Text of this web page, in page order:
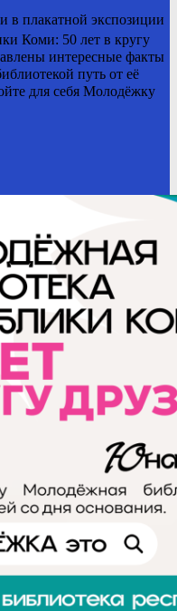
в плакатной экспозиции
Коми: 50 лет в кругу
интересные факты
путь от её
для себя Молодёжку